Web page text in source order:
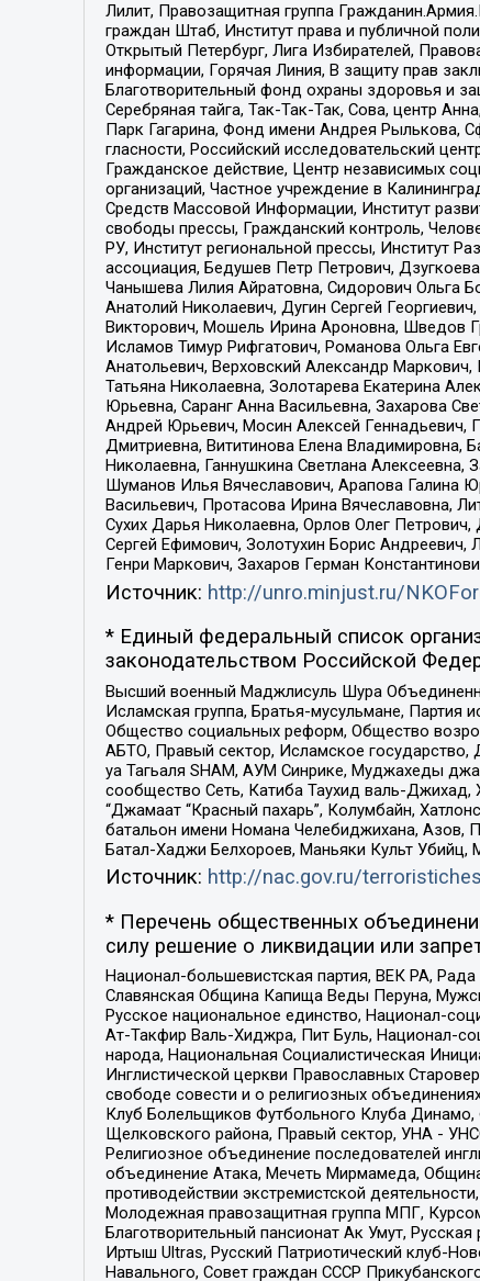
Лилит, Правозащитная группа
граждан Штаб, Институт права и публичной
Открытый Петербург, Лига Избирателей,
информации, Горячая Линия, В защиту прав
Благотворительный фонд охраны здоровья и
Серебряная тайга, Так-Так-Так, Сова, центр
Парк Гагарина, Фонд имени Андрея Рылькова,
гласности, Российский исследовательский
Гражданское действие, Центр независимых
организаций, Частное учреждение в
Средств Массовой Информации, Институт
свободы прессы, Гражданский контроль,
РУ, Институт региональной прессы, Институт
ассоциация, Бедушев Петр Петрович,
Чанышева Лилия Айратовна, Сидорович Ольга
Анатолий Николаевич, Дугин Сергей
Викторович, Мошель Ирина Ароновна, Шведов
Исламов Тимур Рифгатович, Романова Ольга
Анатольевич, Верховский Александр
Татьяна Николаевна, Золотарева Екатерина
Юрьевна, Саранг Анна Васильевна, Захарова
Андрей Юрьевич, Мосин Алексей Геннадьевич,
Дмитриевна, Вититинова Елена Владимировна,
Николаевна, Ганнушкина Светлана
Шуманов Илья Вячеславович, Арапова Галина
Васильевич, Протасова Ирина Вячеславовна,
Сухих Дарья Николаевна, Орлов Олег
Сергей Ефимович, Золотухин Борис
Генри Маркович, Захаров Герман
Источник: http://unro.minjust.ru/
* Единый федеральный список
законодательством Российской
Высший военный Маджлисуль Шура
Исламская группа, Братья-мусульмане,
Общество социальных реформ, Общество
АБТО, Правый сектор, Исламское
уа Тагьаля SHAM, АУМ Синрике, Муджахеды
сообщество Сеть, Катиба Таухид валь-Джихад,
“Джамаат “Красный пахарь”, Колумбайн,
батальон имени Номана Челебиджихана, Азов,
Батал-Хаджи Белхороев, Маньяки Культ
Источник: http://nac.gov.ru/
* Перечень общественных
силу решение о ликвидации или
Национал-большевистская партия, ВЕК РА,
Славянская Община Капища Веды Перуна,
Русское национальное единство, Национал-
Ат-Такфир Валь-Хиджра, Пит Буль, Национал-
народа, Национальная Социалистическая
Инглистической церкви Православных
свободе совести и о религиозных
Клуб Болельщиков Футбольного Клуба Динамо,
Щелковского района, Правый сектор, УНА -
Религиозное объединение последователей
объединение Атака, Мечеть Мирмамеда,
противодействии экстремистской
Молодежная правозащитная группа МПГ,
Благотворительный пансионат Ак Умут,
Иртыш Ultras, Русский Патриотический клуб-
Навального, Совет граждан СССР